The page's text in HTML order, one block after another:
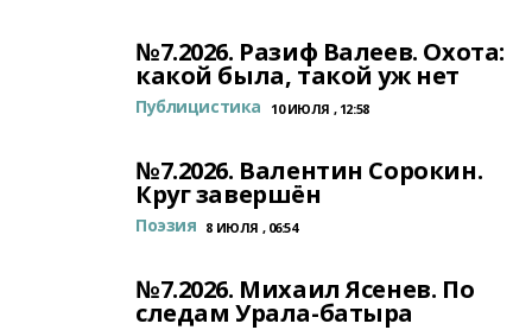
№7.2026. Разиф Валеев. Охота:
какой была, такой уж нет
Публицистика 10 ИЮЛЯ , 12:58
№7.2026. Валентин Сорокин.
Круг завершён
Поэзия 8 ИЮЛЯ , 06:54
№7.2026. Михаил Ясенев. По
следам Урала-батыра